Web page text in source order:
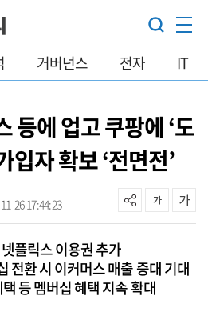
거버넌스 전자 IT
등에 업고 쿠팡에 ‘도
자 확보 ‘전면전’
26 17:44:23
플릭스 이용권 추가
전환 시 이커머스 매출 증대 기대
등 멤버십 혜택 지속 확대